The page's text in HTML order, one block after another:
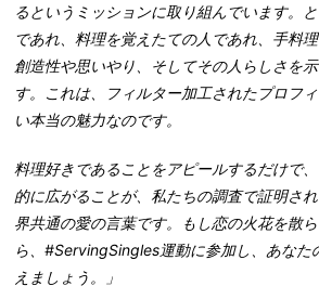
るというミッションに取り組んでいます。
であれ、料理を覚えたての人であれ、手料
創造性や思いやり、そしてその人らしさを
す。これは、フィルター加工されたプロフ
い本当の魅力なのです。
料理好きであることをアピールするだけで
的に広がることが、私たちの調査で証明さ
界共通の愛の言葉です。もし恋の火花を散
ら、#ServingSingles運動に参加し、あなた
えましょう。」